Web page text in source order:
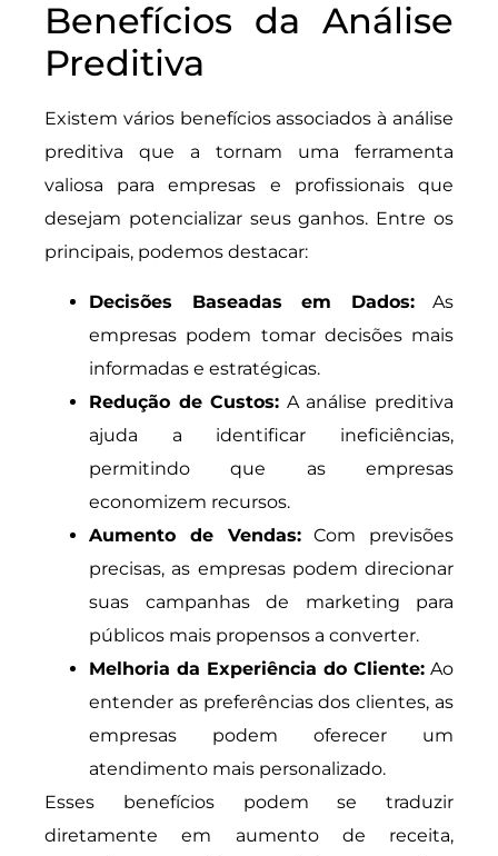
Benefícios da Análise
Preditiva
Existem vários benefícios associados à análise
preditiva que a tornam uma ferramenta
valiosa para empresas e profissionais que
desejam potencializar seus ganhos. Entre os
principais, podemos destacar:
Decisões Baseadas em Dados:As
empresas podem tomar decisões mais
informadas e estratégicas.
Redução de Custos: A análise preditiva
ajuda a identificar ineficiências,
permitindo que as empresas
economizem recursos.
Aumento de Vendas:Com previsões
precisas, as empresas podem direcionar
suas campanhas de marketing para
públicos mais propensos a converter.
Melhoria da Experiência do Cliente: Ao
entender as preferências dos clientes, as
empresas podem oferecer um
atendimento mais personalizado.
Esses benefícios podem se traduzir
diretamente em aumento de receita,